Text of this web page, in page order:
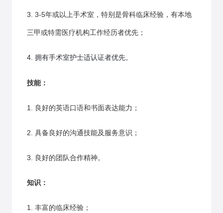
3. 3-5年或以上手术室，特别是骨科临床经验，有本地
三甲或特需医疗机构工作经历者优先；
4 拥有手术室护士适认证者优先。
技能：
1. 良好的英语口语和书面表达能力；
2. 具备良好的沟通技能及服务意识；
3. 良好的团队合作精神。
知识：
1. 丰富的临床经验；